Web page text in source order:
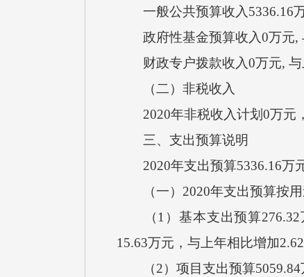
一般公共预算收入5336.16万
政府性基金预算收入0万元,
财政专户拨款收入0万元, 与
（二）非税收入
2020年非税收入计划0万元，
三、支出预算说明
2020年支出预算5336.16万元
（一）2020年支出预算按用
（1）基本支出预算276.32
15.63万元，与上年相比增加
（2）项目支出预算5059.84